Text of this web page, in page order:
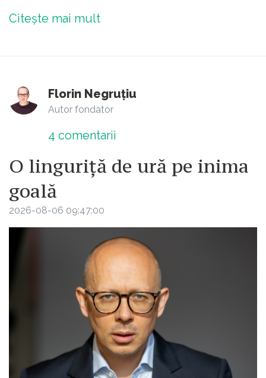
Citește mai mult
Florin Negruțiu
Autor fondator
4 comentarii
O linguriță de ură pe inima
goală
2026-08-06 09:47:00